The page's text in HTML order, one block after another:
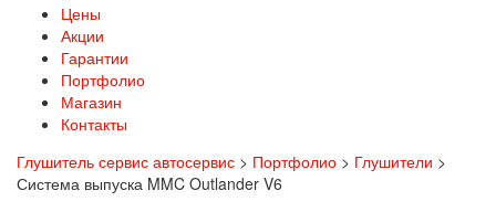
Цены
Акции
Гарантии
Портфолио
Магазин
Контакты
Глушитель сервис автосервис > Портфолио > Глушители >
Система выпуска MMC Outlander V6